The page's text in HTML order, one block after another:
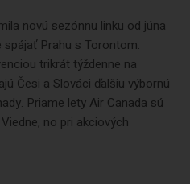
novú sezónnu linku od júna
Prahu s Torontom.
trikrát týždenne na
Česi a Slováci ďalšiu výbornú
Priame lety Air Canada sú
no pri akciových